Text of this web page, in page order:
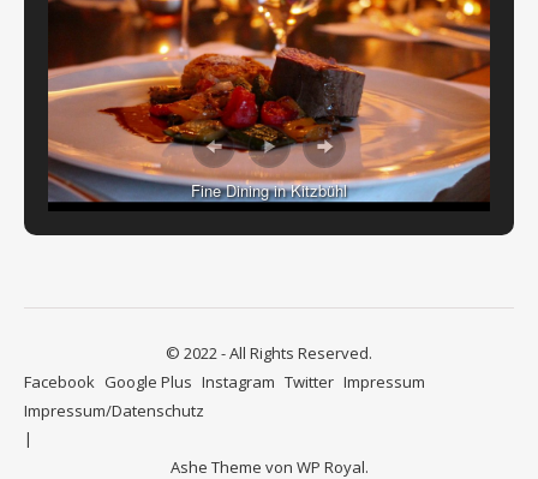
Fine Dining in Kitzbühl
© 2022 - All Rights Reserved.
Facebook Google Plus Instagram Twitter Impressum
Impressum/Datenschutz
Ashe Theme von WP Royal.